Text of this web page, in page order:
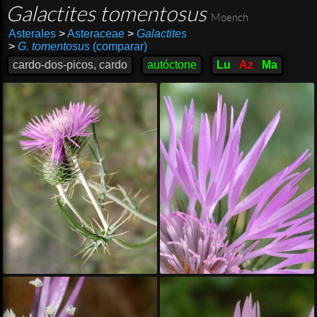
Galactites tomentosus Moench
Asterales >Asteraceae > Galactites
> G. tomentosus(comparar)
cardo-dos-picos, cardo
autóctone Lu Az Ma